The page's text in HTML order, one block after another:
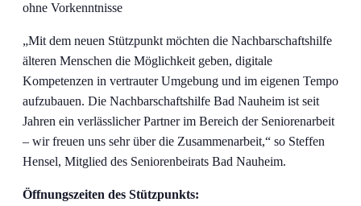
ohne Vorkenntnisse
„Mit dem neuen Stützpunkt möchten die Nachbarschaftshilfe
älteren Menschen die Möglichkeit geben, digitale
Kompetenzen in vertrauter Umgebung und im eigenen Tempo
aufzubauen. Die Nachbarschaftshilfe Bad Nauheim ist seit
Jahren ein verlässlicher Partner im Bereich der Seniorenarbeit
– wir freuen uns sehr über die Zusammenarbeit,“ so Steffen
Hensel, Mitglied des Seniorenbeirats Bad Nauheim.
Öffnungszeiten des Stützpunkts: